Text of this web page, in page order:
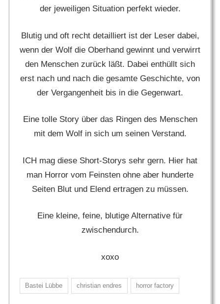
der jeweiligen Situation perfekt wieder.
Blutig und oft recht detailliert ist der Leser dabei,
wenn der Wolf die Oberhand gewinnt und verwirrt
den Menschen zurück läßt. Dabei enthüllt sich
erst nach und nach die gesamte Geschichte, von
der Vergangenheit bis in die Gegenwart.
Eine tolle Story über das Ringen des Menschen
mit dem Wolf in sich um seinen Verstand.
ICH mag diese Short-Storys sehr gern. Hier hat
man Horror vom Feinsten ohne aber hunderte
Seiten Blut und Elend ertragen zu müssen.
Eine kleine, feine, blutige Alternative für
zwischendurch.
xoxo
Bastei Lübbe christian endres horror factory